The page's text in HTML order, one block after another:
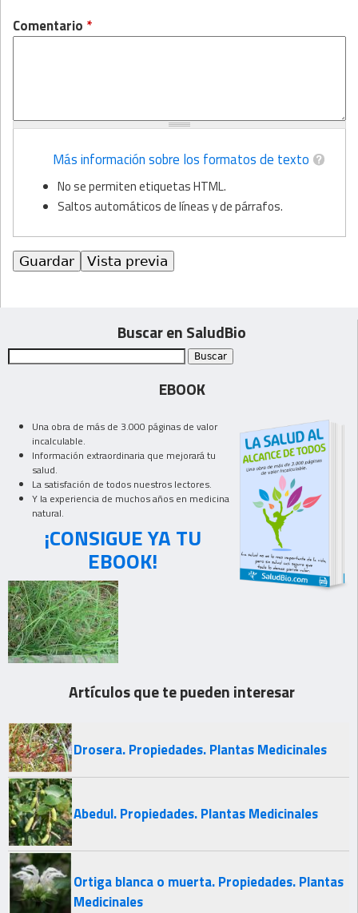
Comentario *
Más información sobre los formatos de texto
No se permiten etiquetas HTML.
Saltos automáticos de líneas y de párrafos.
Buscar en SaludBio
EBOOK
Una obra de más de 3.000 páginas de valor
incalculable.
Información extraordinaria que mejorará tu
salud.
La satisfación de todos nuestros lectores.
Y la experiencia de muchos años en medicina
natural.
¡CONSIGUE YA TU
EBOOK!
Artículos que te pueden interesar
Drosera. Propiedades. Plantas Medicinales
Abedul. Propiedades. Plantas Medicinales
Ortiga blanca o muerta. Propiedades. Plantas
Medicinales